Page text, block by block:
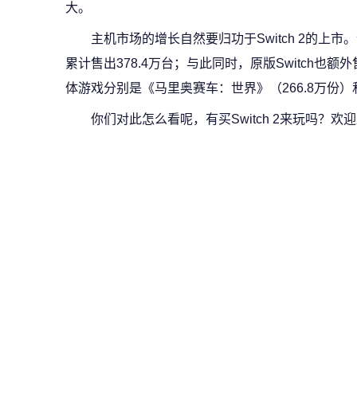
大。
主机市场的增长自然要归功于Switch 2的上市
累计售出378.4万台；与此同时，原版Switch也额
体游戏分别是《马里奥赛车：世界》（266.8万份
你们对此怎么看呢，有买Switch 2来玩吗？欢